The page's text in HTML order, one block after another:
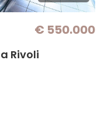
€ 550.000
Rivoli